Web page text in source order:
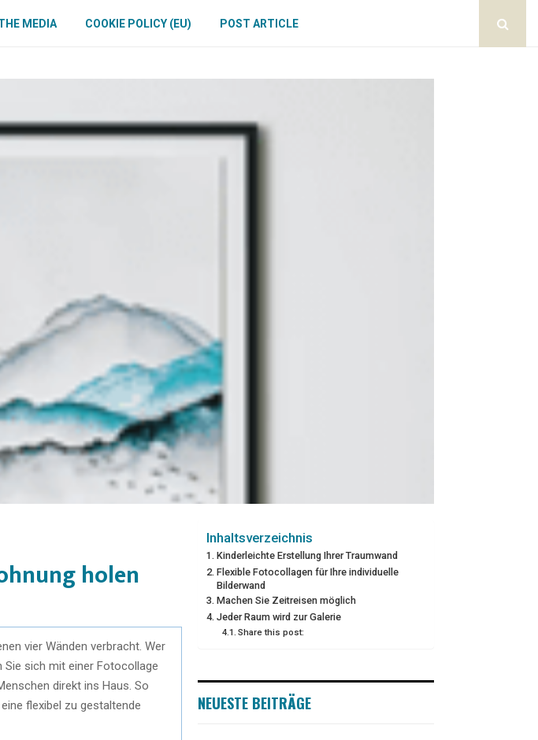
MEDIA COOKIE POLICY (EU) POST ARTICLE
holen
vier Wänden verbracht. Wer
Sie sich mit einer Fotocollage
direkt ins Haus. So
flexibel zu gestaltende
Inhaltsverzeichnis
Kinderleichte Erstellung Ihrer Traumwand
Flexible Fotocollagen für Ihre individuelle
Bilderwand
Machen Sie Zeitreisen möglich
Jeder Raum wird zur Galerie
Share this post:
NEUESTE BEITRÄGE